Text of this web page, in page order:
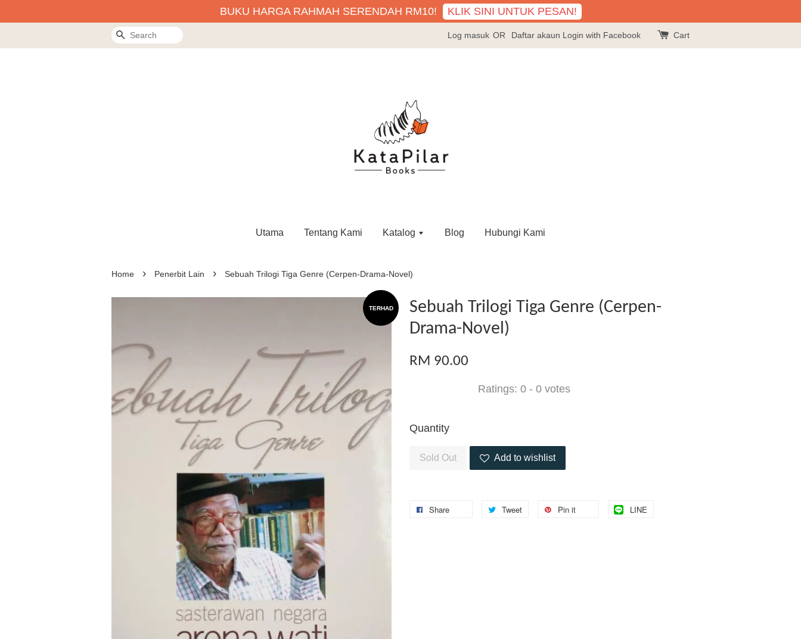
BUKU HARGA RAHMAH SERENDAH RM10! KLIK SINI UNTUK PESAN!
Search Log masuk OR Daftar akaun Login with Facebook Cart
Utama Tentang Kami Katalog Blog Hubungi Kami
Home › Penerbit Lain › Sebuah Trilogi Tiga Genre (Cerpen-Drama-Novel)
TERHAD
Sebuah Trilogi Tiga Genre (Cerpen-
Drama-Novel)
RM 90.00
Ratings: 0 - 0 votes
Quantity
Sold Out Add to wishlist
Share Tweet Pin it LINE